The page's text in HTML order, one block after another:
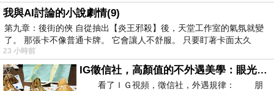
屏風的設計應與室內的裝潢風格相協調，不僅要
考慮色彩，還要考慮圖案和紋理的搭配。如果室
內走的是現代簡約風格，可以選擇簡潔而抽象的
圖案；如果是古典風格，則可以選擇精緻的花紋
或浪漫的圖案。
我與AI討論的小說劇情(9)
第九章：後街的俠 自從抽出【炎王邪殺】後，天堂工作室的氣氛就變
了。 那張卡不像普通卡牌。 它會讓人不舒服。 只要盯著卡面太久
23 小時前
IG徵信社，高顏值的不外遇美學：眼光太高也是一種防禦，為了證明我長得好看，我決定一輩子不外遇！
看了ＩＧ視頻，徵信社，外遇規律： 朋